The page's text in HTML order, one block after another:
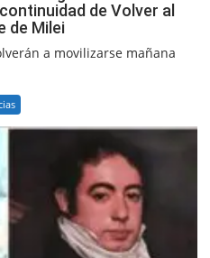
de Volver al
de Milei
a movilizarse mañana